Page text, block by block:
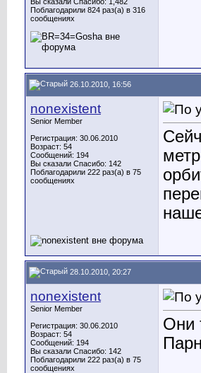
Поблагодарили 824 раз(а) в 316
сообщениях
26.10.2010, 16:56
nonexistent
Senior Member
Регистрация: 30.06.2010
Возраст: 54
Сообщений: 194
Вы сказали Спасибо: 142
Поблагодарили 222 раз(а) в 75
сообщениях
28.10.2010, 20:27
nonexistent
Senior Member
Регистрация: 30.06.2010
Возраст: 54
Сообщений: 194
Вы сказали Спасибо: 142
Поблагодарили 222 раз(а) в 75
сообщениях
Они